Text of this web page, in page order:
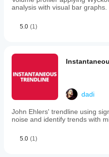
النقاش. تساعد ملاحظاتك في
within
defined
boundaries,
market
conditions.
ملف تعريف المؤشر
analysis with visual bar graphs.
5.0 (1)
dadi
John Ehlers' trendline using
noise and identify trends with
5.0 (1)